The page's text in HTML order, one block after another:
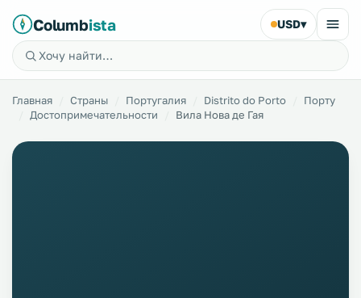
Columbista USD▾
Главная Страны Португалия Distrito do Porto
Порту
Достопримечательности
Вила Нова де Гая